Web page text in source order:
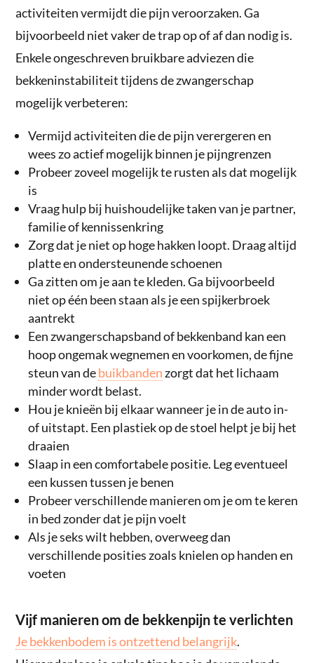
activiteiten vermijdt die pijn veroorzaken. Ga
bijvoorbeeld niet vaker de trap op of af dan nodig is.
Enkele ongeschreven bruikbare adviezen die
bekkeninstabiliteit tijdens de zwangerschap
mogelijk verbeteren:
Vermijd activiteiten die de pijn verergeren en
wees zo actief mogelijk binnen je pijngrenzen
Probeer zoveel mogelijk te rusten als dat mogelijk
is
Vraag hulp bij huishoudelijke taken van je partner,
familie of kennissenkring
Zorg dat je niet op hoge hakken loopt. Draag altijd
platte en ondersteunende schoenen
Ga zitten om je aan te kleden. Ga bijvoorbeeld
niet op één been staan als je een spijkerbroek
aantrekt
Een zwangerschapsband of bekkenband kan een
hoop ongemak wegnemen en voorkomen, de fijne
steun van debuikbanden zorgt dat het lichaam
minder wordt belast.
Hou je knieën bij elkaar wanneer je in de auto in-
of uitstapt. Een plastiek op de stoel helpt je bij het
draaien
Slaap in een comfortabele positie. Leg eventueel
een kussen tussen je benen
Probeer verschillende manieren om je om te keren
in bed zonder dat je pijn voelt
Als je seks wilt hebben, overweeg dan
verschillende posities zoals knielen op handen en
voeten
Vijf manieren om de bekkenpijn te verlichten
Je bekkenbodem is ontzettend belangrijk.